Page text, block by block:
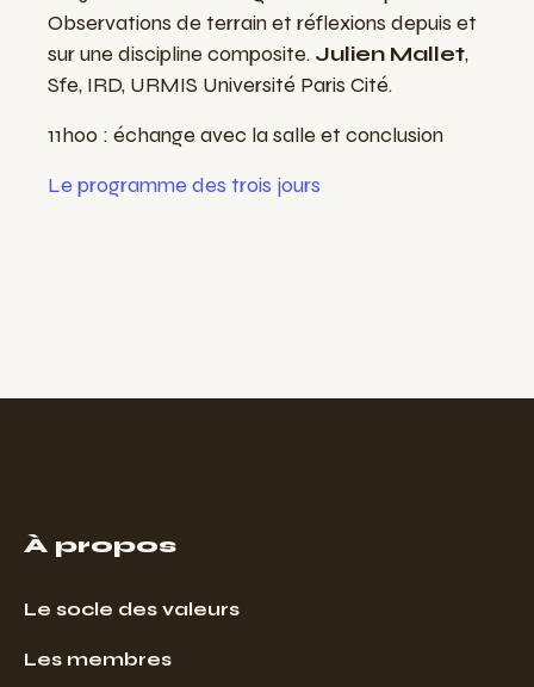
Observations de terrain et réflexions depuis et
sur une discipline composite. Julien Mallet,
Sfe, IRD, URMIS Université Paris Cité.
11h00 : échange avec la salle et conclusion
Le programme des trois jours
À propos
Le socle des valeurs
Les membres